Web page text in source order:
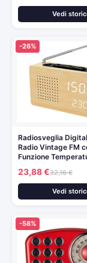
Vedi
-26%
Radiosveglia
Radio Vintage FM
Funzione
23,88 €32,16 €
Vedi
-58%